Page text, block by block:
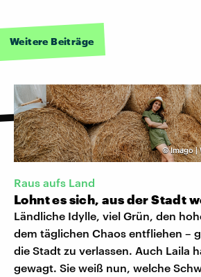
Weitere Beiträge
©Imago |
Raus aufs Land
Lohnt es sich, aus der Stadt
Ländliche Idylle, viel Grün, den
dem täglichen Chaos entfliehen –
die Stadt zu verlassen. Auch Laila
gewagt. Sie weiß nun, welche